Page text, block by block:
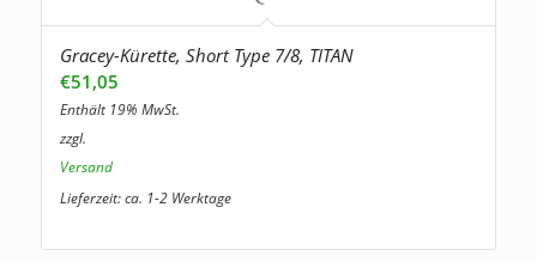
Gracey-Kürette, Short Type 7/8, TITAN
€51,05
Enthält 19% MwSt.
zzgl.
Versand
Lieferzeit: ca. 1-2 Werktage